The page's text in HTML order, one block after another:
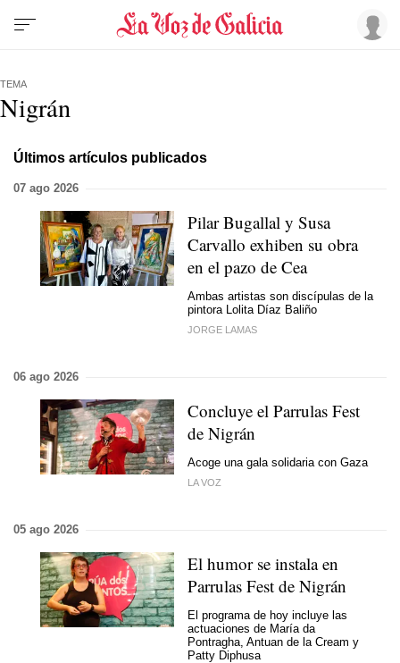
TEMA
Nigrán
Últimos artículos publicados
07 ago 2026
Pilar Bugallal y Susa
Carvallo exhiben su obra
en el pazo de Cea
Ambas artistas son discípulas de la
pintora Lolita Díaz Baliño
JORGE LAMAS
06 ago 2026
Concluye el Parrulas Fest
de Nigrán
Acoge una gala solidaria con Gaza
LA VOZ
05 ago 2026
El humor se instala en
Parrulas Fest de Nigrán
El programa de hoy incluye las
actuaciones de María da
Pontragha, Antuan de la Cream y
Patty Diphusa